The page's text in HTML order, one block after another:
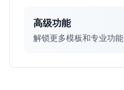
高级功能
解锁更多模板和专业功能